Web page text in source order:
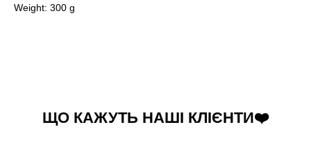
Weight: 300 g
ЩО КАЖУТЬ НАШІ КЛІЄНТИ❤️